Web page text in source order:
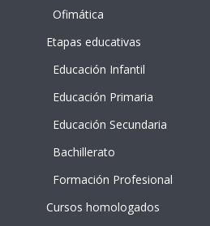
Ofimática
Etapas educativas
Educación Infantil
Educación Primaria
Educación Secundaria
Bachillerato
Formación Profesional
Cursos homologados